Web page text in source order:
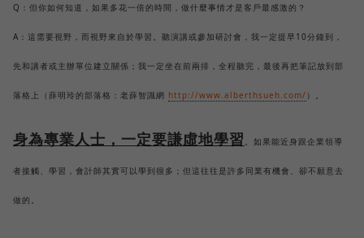
Q：但你如何知道，如果多花一倍的時間，做什麼事情才是客戶最感激的？
A：這需要視野，而視野來自於學習。聽演講或參加研討會，我一定提早10分鐘到，
先和講者或主辦單位建立關係；我一定坐在前兩排，全程聽完，最後再把筆記放到部
落格上（薛明玲的部落格：老薛智識網 http://www.alberthsueh.com/ ）。
身為專業人士，一定要謙虛地學習 。如果能近身跟企業領導
者接觸、學習，會計師其實可以學到很多；但這往往是許多同業有機會、卻不願意去
做的。